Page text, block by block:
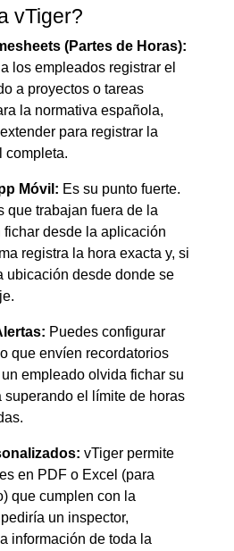
vTiger?
(Partes de Horas):
los empleados registrar el
a proyectos o tareas
la normativa española,
para registrar la
completa.
Móvil: Es su punto fuerte.
que trabajan fuera de la
desde la aplicación
registra la hora exacta y, si
ubicación desde donde se
Puedes configurar
que envíen recordatorios
empleado olvida fichar su
superando el límite de horas
vTiger permite
en PDF o Excel (para
que cumplen con la
un inspector,
información de toda la